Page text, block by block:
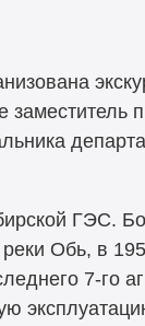
заместитель
ГЭС.
Обь, в
7-го